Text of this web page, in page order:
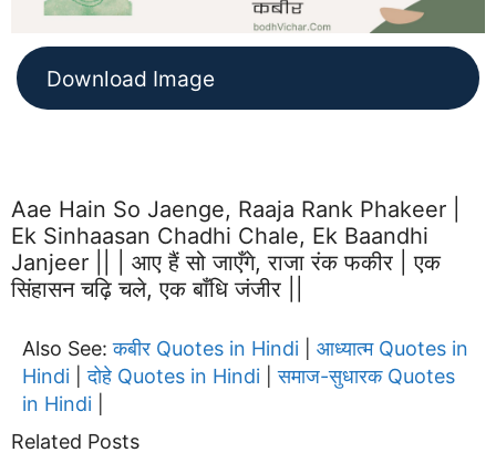
Download Image
Aae Hain So Jaenge, Raaja Rank Phakeer |
Ek Sinhaasan Chadhi Chale, Ek Baandhi
Janjeer || | आए हैं सो जाएँगे, राजा रंक फकीर | एक
सिंहासन चढ़ि चले, एक बाँधि जंजीर ||
Also See:कबीर Quotes in Hindi
आध्यात्म Quotes in
Hindi |दोहे Quotes in Hindi |समाज-सुधारक Quotes
in Hindi
Related Posts